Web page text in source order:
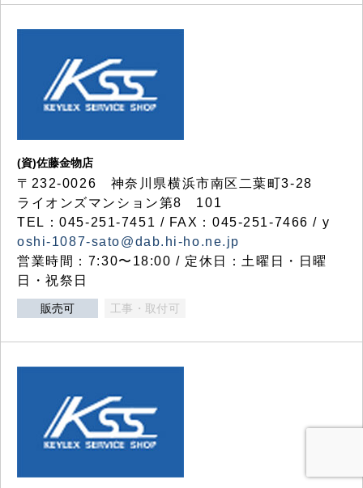
(資)佐藤金物店
〒232-0026 神奈川県横浜市南区二葉町3-28
ライオンズマンション第8 101
TEL：045-251-7451 / FAX：045-251-7466 / y
oshi-1087-sato@dab.hi-ho.ne.jp
営業時間：7:30〜18:00 / 定休日：土曜日・日曜
日・祝祭日
販売可 工事・取付可